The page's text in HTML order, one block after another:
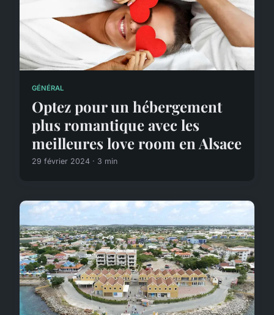
GÉNÉRAL
Optez pour un hébergement
plus romantique avec les
meilleures love room en Alsace
29 février 2024 · 3 min